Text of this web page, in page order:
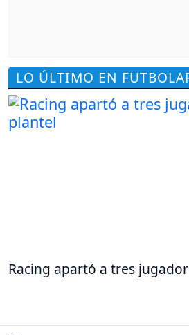
LO ÚLTIMO EN
Racing apartó a tres